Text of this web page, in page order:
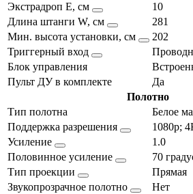
Экстрадроп E, см
10
Длина штанги W, см
281
Мин. высота установки, см
202
Триггерный вход
Блок управления
Пульт ДУ в комплекте
Да
Полотно
Тип полотна
Белое
Поддержка разрешения
1080p;
Усиление
1.0
Половинное усиление
70
Тип проекции
Прямая
Звукопрозрачное полотно
Нет